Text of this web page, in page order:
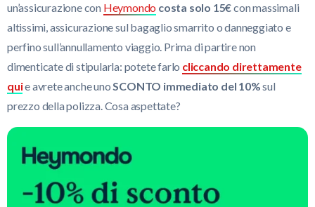
un’assicurazione con Heymondo costa solo 15€con massimali
altissimi, assicurazione sul bagaglio smarrito o danneggiato e
perfino sull’annullamento viaggio. Prima di partire non
dimenticate di stipularla: potete farlo cliccando direttamente
quie avrete anche unoSCONTO immediato del 10%sul
prezzo della polizza. Cosa aspettate?